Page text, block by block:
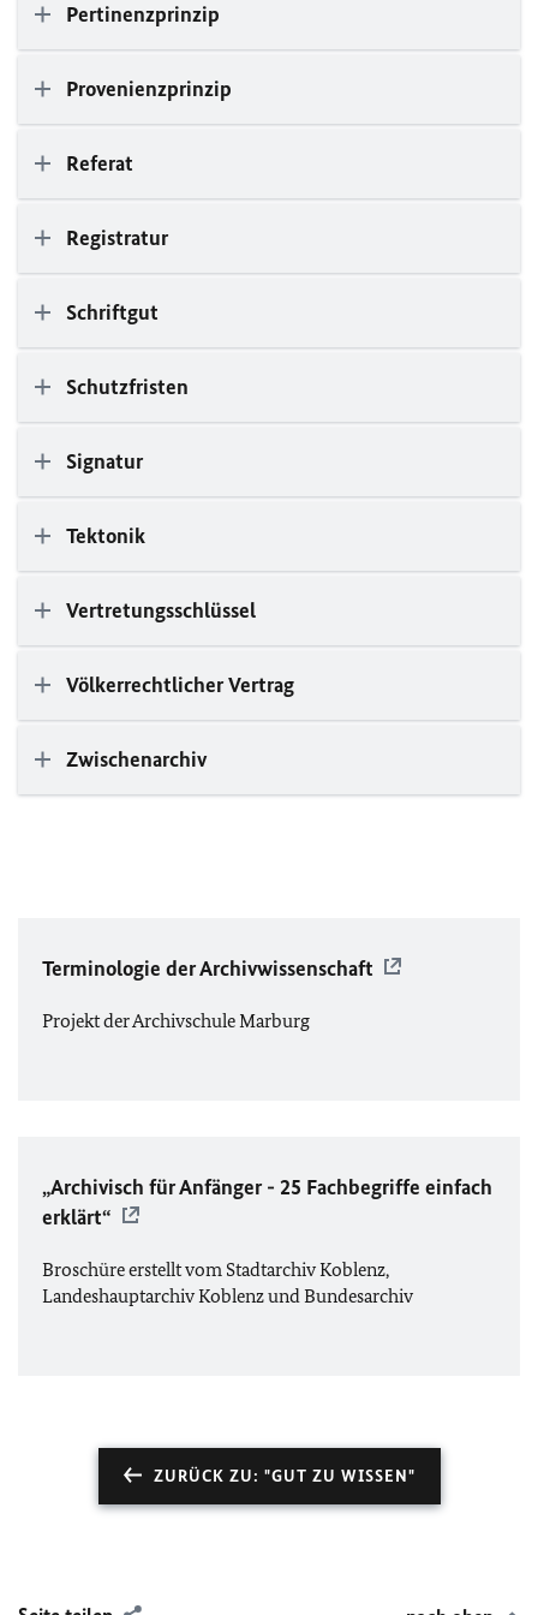
Pertinenzprinzip
Provenienzprinzip
Referat
Registratur
Schriftgut
Schutzfristen
Signatur
Tektonik
Vertretungsschlüssel
Völkerrechtlicher Vertrag
Zwischenarchiv
Terminologie der Archivwissenschaft
Projekt der Archivschule Marburg
„Archivisch für Anfänger - 25 Fachbegriffe einfach
erklärt“
Broschüre erstellt vom Stadtarchiv Koblenz,
Landeshauptarchiv Koblenz und Bundesarchiv
ZURÜCK ZU: "GUT ZU WISSEN"